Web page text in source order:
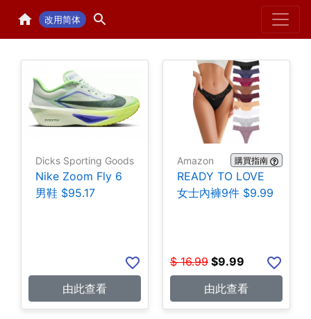
改用简体 Home
Dicks Sporting Goods
Nike Zoom Fly 6
男鞋 $95.17
由此查看
Amazon 購買指南
READY TO LOVE
女士內褲9件 $9.99
$ 16.99 $9.99
由此查看